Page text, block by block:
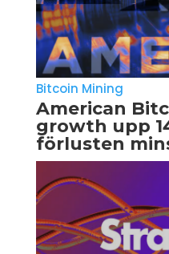
Bitcoin Mining
American
growth upp
förlusten